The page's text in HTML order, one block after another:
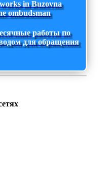
in Buzovna
ombudsman
работы по
для обращения